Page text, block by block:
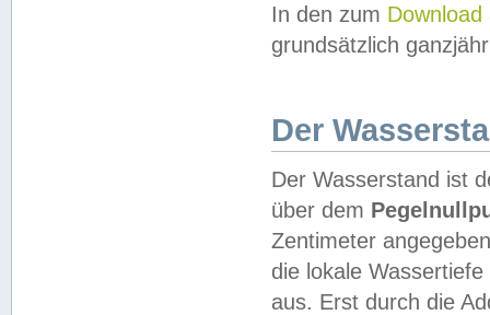
In den zum Download
grundsätzlich
Der
Der Wasserstand ist
über dem
Zentimeter
die lokale
aus. Erst durch die